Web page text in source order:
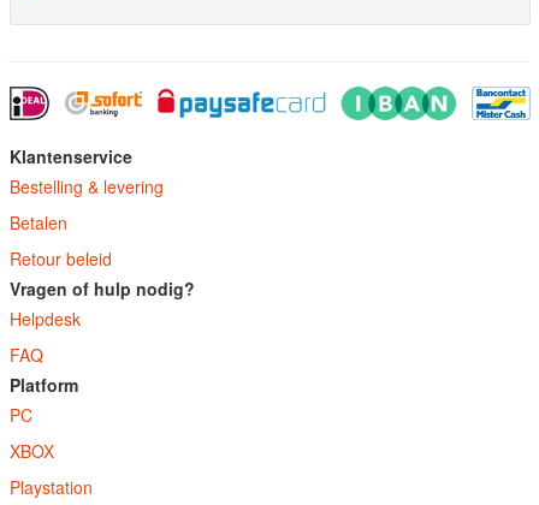
Klantenservice
Bestelling & levering
Betalen
Retour beleid
Vragen of hulp nodig?
Helpdesk
FAQ
Platform
PC
XBOX
Playstation